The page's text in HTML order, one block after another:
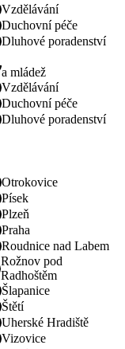
Vzdělávání
Duchovní péče
Dluhové poradenství
a mládež
Vzdělávání
Duchovní péče
Dluhové poradenství
Otrokovice
Písek
Plzeň
Praha
Roudnice nad Labem
Rožnov pod
Radhoštěm
Šlapanice
Štětí
Uherské Hradiště
Vizovice